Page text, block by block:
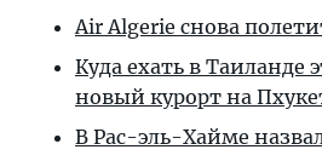
Air Algerie снова
Куда ехать в Таиланде
новый курорт на
В Рас-эль-Хайме